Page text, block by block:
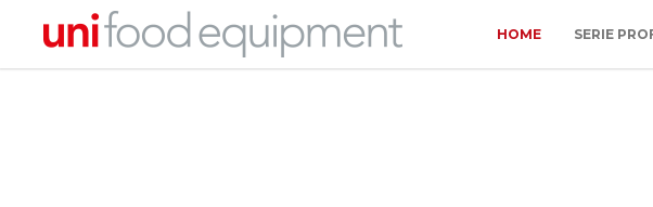
HOME SERIE